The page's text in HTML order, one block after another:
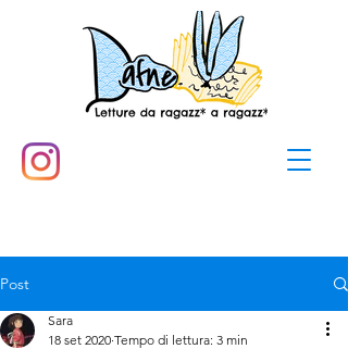
Post
Sara
18 set 2020 Tempo di lettura: 3 min